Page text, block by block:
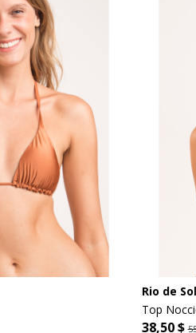
Rio de Sol
Top
38,50 $